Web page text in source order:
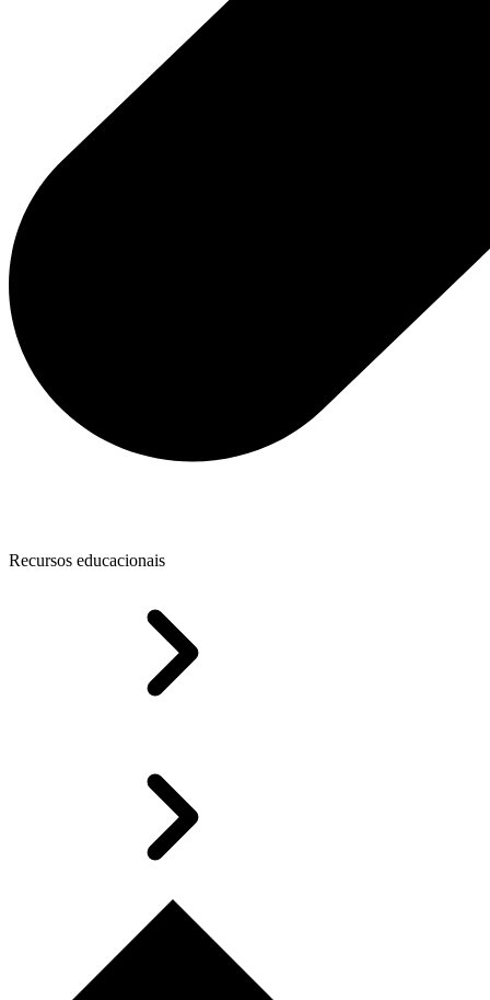
Recursos educacionais